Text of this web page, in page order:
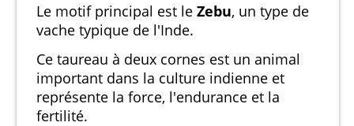
Le motif principal est le Zebu, un type de
vache typique de l'Inde.
Ce taureau à deux cornes est un animal
important dans la culture indienne et
représente la force, l'endurance et la
fertilité.